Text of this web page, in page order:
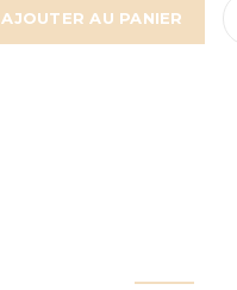
AJOUTER AU PANIER